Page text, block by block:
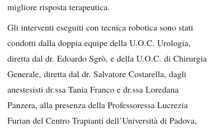
migliore risposta terapeutica.
Gli interventi eseguiti con tecnica robotica sono stati
condotti dalla doppia equipe della U.O.C. Urologia,
diretta dal dr. Edoardo Sgrò, e della U.O.C. di Chirurgia
Generale, diretta dal dr. Salvatore Costarella, dagli
anestesisti dr.ssa Tania Franco e dr.ssa Loredana
Panzera, alla presenza della Professoressa Lucrezia
Furian del Centro Trapianti dell’Università di Padova,